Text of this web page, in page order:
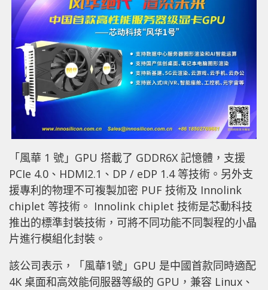
「風華 1 號」GPU 搭載了 GDDR6X 記憶體，支援
PCIe 4.0、HDMI2.1、DP / eDP 1.4 等技術。另外支
援專利的物理不可複製加密 PUF 技術及 Innolink
chiplet 等技術。 Innolink chiplet 技術是芯動科技
推出的標準封裝技術，可將不同功能不同製程的小晶
片進行模組化封裝。
該公司表示，「風華1號」GPU 是中國首款同時適配
4K 桌面和高效能伺服器等級的 GPU，兼容 Linux、